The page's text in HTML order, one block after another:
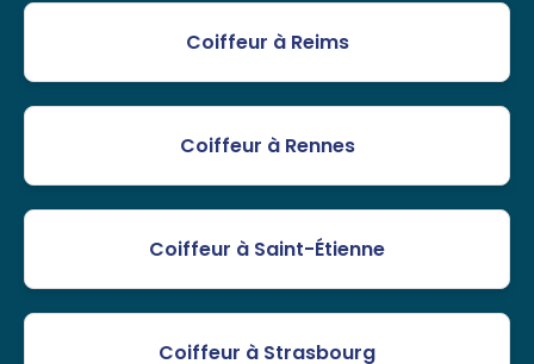
Coiffeur à Reims
Coiffeur à Rennes
Coiffeur à Saint-Étienne
Coiffeur à Strasbourg